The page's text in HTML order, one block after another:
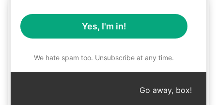
TLDR Writer With Your
Keyword
预告片
从您的内容中创建一个经过SEO优化的TLDR段
Yes, I'm in!
We hate spam too. Unsubscribe at any time.
Go away, box!